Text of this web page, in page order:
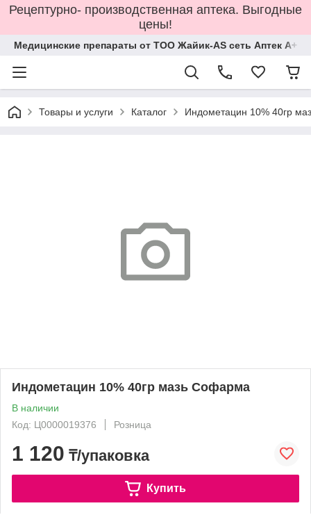
Рецептурно- производственная аптека. Выгодные
цены!
Медицинские препараты от ТОО Жайик-AS сеть Аптек А+
Товары и услуги Каталог Индометацин 10% 40гр
Индометацин 10% 40гр мазь Софарма
В наличии
Код: Ц0000019376
Розница
1 120 ₸/упаковка
Купить